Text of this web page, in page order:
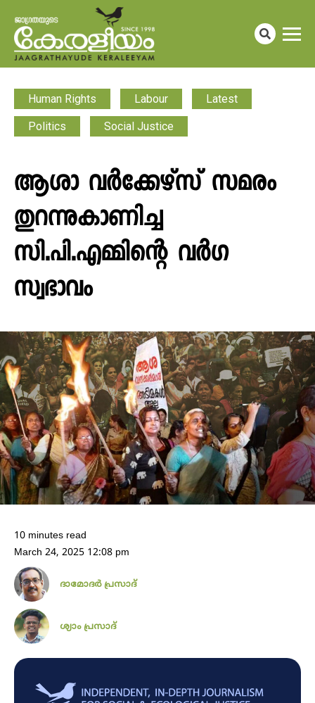
Human Rights Labour Latest
Politics Social Justice
ആശാ വർക്കേഴ്സ് സമരം
തുറന്നുകാണിച്ച
സി.പി.എമ്മിന്റെ വർ​ഗ
സ്വഭാവം
10 minutes read
March 24, 2025 12:08 pm
ദാമോദർ പ്രസാദ്
ശ്യാം പ്രസാദ്